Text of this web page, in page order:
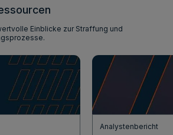
Einblicke zur Straffung und
Analystenbericht